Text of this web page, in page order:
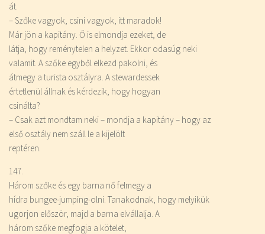
át.
– Szőke vagyok, csini vagyok, itt maradok!
Már jön a kapitány. Ő is elmondja ezeket, de
látja, hogy reménytelen a helyzet. Ekkor odasúg neki
valamit. A szőke egyből elkezd pakolni, és
átmegy a turista osztályra. A stewardessek
értetlenül állnak és kérdezik, hogy hogyan
csinálta?
– Csak azt mondtam neki – mondja a kapitány – hogy az
első osztály nem száll le a kijelölt
reptéren.
147.
Három szőke és egy barna nő felmegy a
hídra bungee-jumping-olni. Tanakodnak, hogy melyikük
ugorjon először, majd a barna elvállalja. A
három szőke megfogja a kötelet,